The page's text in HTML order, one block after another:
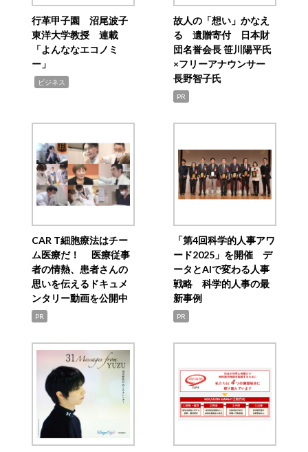
行革甲子園 沼尾波子
東洋大学教授 連載
「よんななエコノミ
ー」
ビジネス
故人の「想い」かなえ
る 遺贈寄付 日本財
団名誉会長 笹川陽平氏
×フリーアナウンサー
長野智子氏
PR
CAR T細胞療法はチー
ム医療だ！ 医療従事
者の情熱、患者さんの
思いを伝えるドキュメ
ンタリー動画を公開中
PR
「第4回科学的人事アワ
ード2025」を開催 デ
ータとAIで変わる人事
戦略 科学的人事の最
新事例
PR